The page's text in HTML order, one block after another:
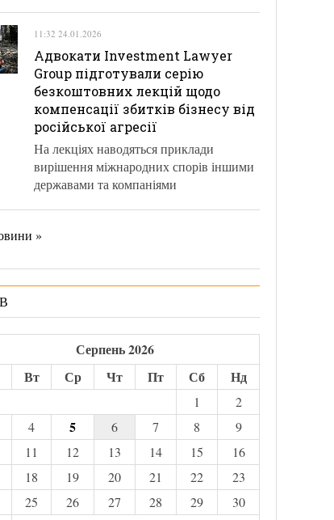
11:32 24.01.2026
Адвокати Investment Lawyer
Group підготували серію
безкоштовних лекцій щодо
компенсації збитків бізнесу від
російської агресії
На лекціях наводяться приклади
вирішення міжнародних спорів іншими
державами та компаніями
»
Серпень 2026
Вт Ср Чт Пт Сб Нд
1
2
4 5 6 7 8
9
11 12 13 14 15
16
18 19 20 21 22
23
25 26 27 28 29
30